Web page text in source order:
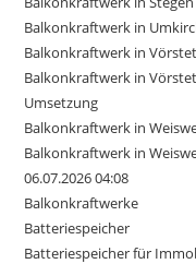
Balkonkraftwerk in
Balkonkraftwerk in
Balkonkraftwerk in
Umsetzung
Balkonkraftwerk in
Balkonkraftwerk in
06.07.2026 04:08
Balkonkraftwerke
Batteriespeicher
Batteriespeicher für